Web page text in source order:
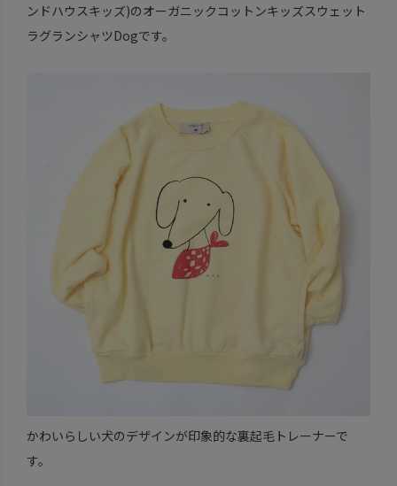
ンドハウスキッズ)のオーガニックコットンキッズスウェット
ラグランシャツDogです。
かわいらしい犬のデザインが印象的な裏起毛トレーナーで
す。